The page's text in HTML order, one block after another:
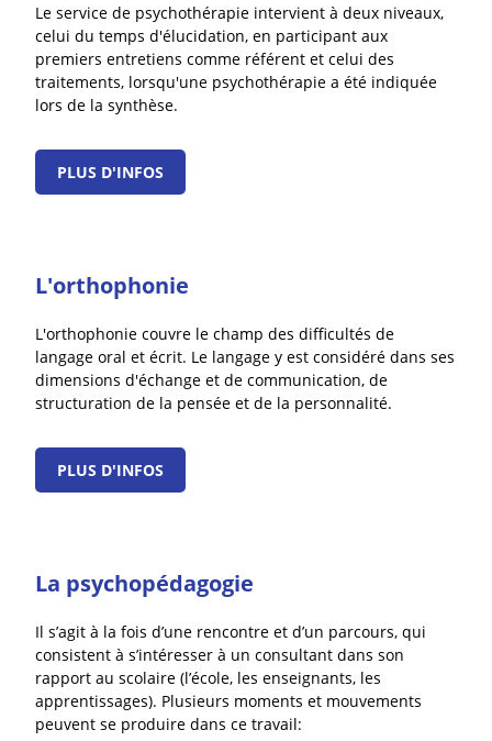
Le service de psychothérapie intervient à deux niveaux,
celui du temps d'élucidation, en participant aux
premiers entretiens comme référent et celui des
traitements, lorsqu'une psychothérapie a été indiquée
lors de la synthèse.
PLUS D'INFOS
L'orthophonie
L'orthophonie couvre le champ des difficultés de
langage oral et écrit. Le langage y est considéré dans ses
dimensions d'échange et de communication, de
structuration de la pensée et de la personnalité.
PLUS D'INFOS
La psychopédagogie
Il s’agit à la fois d’une rencontre et d’un parcours, qui
consistent à s’intéresser à un consultant dans son
rapport au scolaire (l’école, les enseignants, les
apprentissages). Plusieurs moments et mouvements
peuvent se produire dans ce travail: